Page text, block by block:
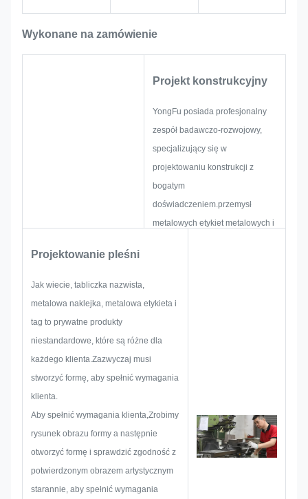
warsztacie i środowisku
przemysłowym.
Wykonane na zamówienie
Projekt konstrukcyjny
YongFu posiada profesjonalny
zespół badawczo-rozwojowy,
specjalizujący się w
projektowaniu konstrukcji z
bogatym
doświadczeniem.przemysł
metalowych etykiet metalowych i
wszystkie możliwości, które
mogą wystąpić z
Projektowanie pleśni
Jak wiecie, tabliczka nazwista,
metalowa naklejka, metalowa etykieta i
tag to prywatne produkty
niestandardowe, które są różne dla
każdego klienta.Zazwyczaj musi
stworzyć formę, aby spełnić wymagania
klienta.
Aby spełnić wymagania klienta,Zrobimy
rysunek obrazu formy a następnie
otworzyć formę i sprawdzić zgodność z
potwierdzonym obrazem artystycznym
starannie, aby spełnić wymagania